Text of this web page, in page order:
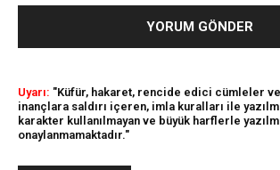
Uyarı: "Küfür, hakaret, rencide edici cümleler
inançlara saldırı içeren, imla kuralları ile
karakter kullanılmayan ve büyük harflerle
onaylanmamaktadır."